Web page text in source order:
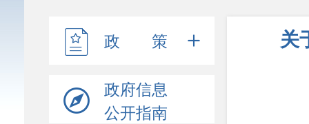
政 策
政府信息
公开指南
关